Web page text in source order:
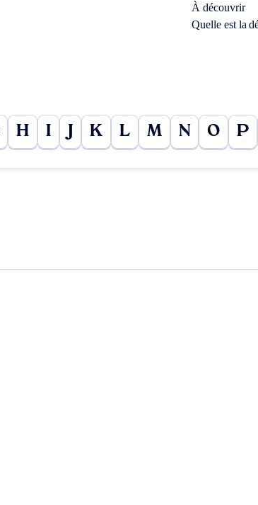
À découvrir
Quelle est la
H I K L M N O P